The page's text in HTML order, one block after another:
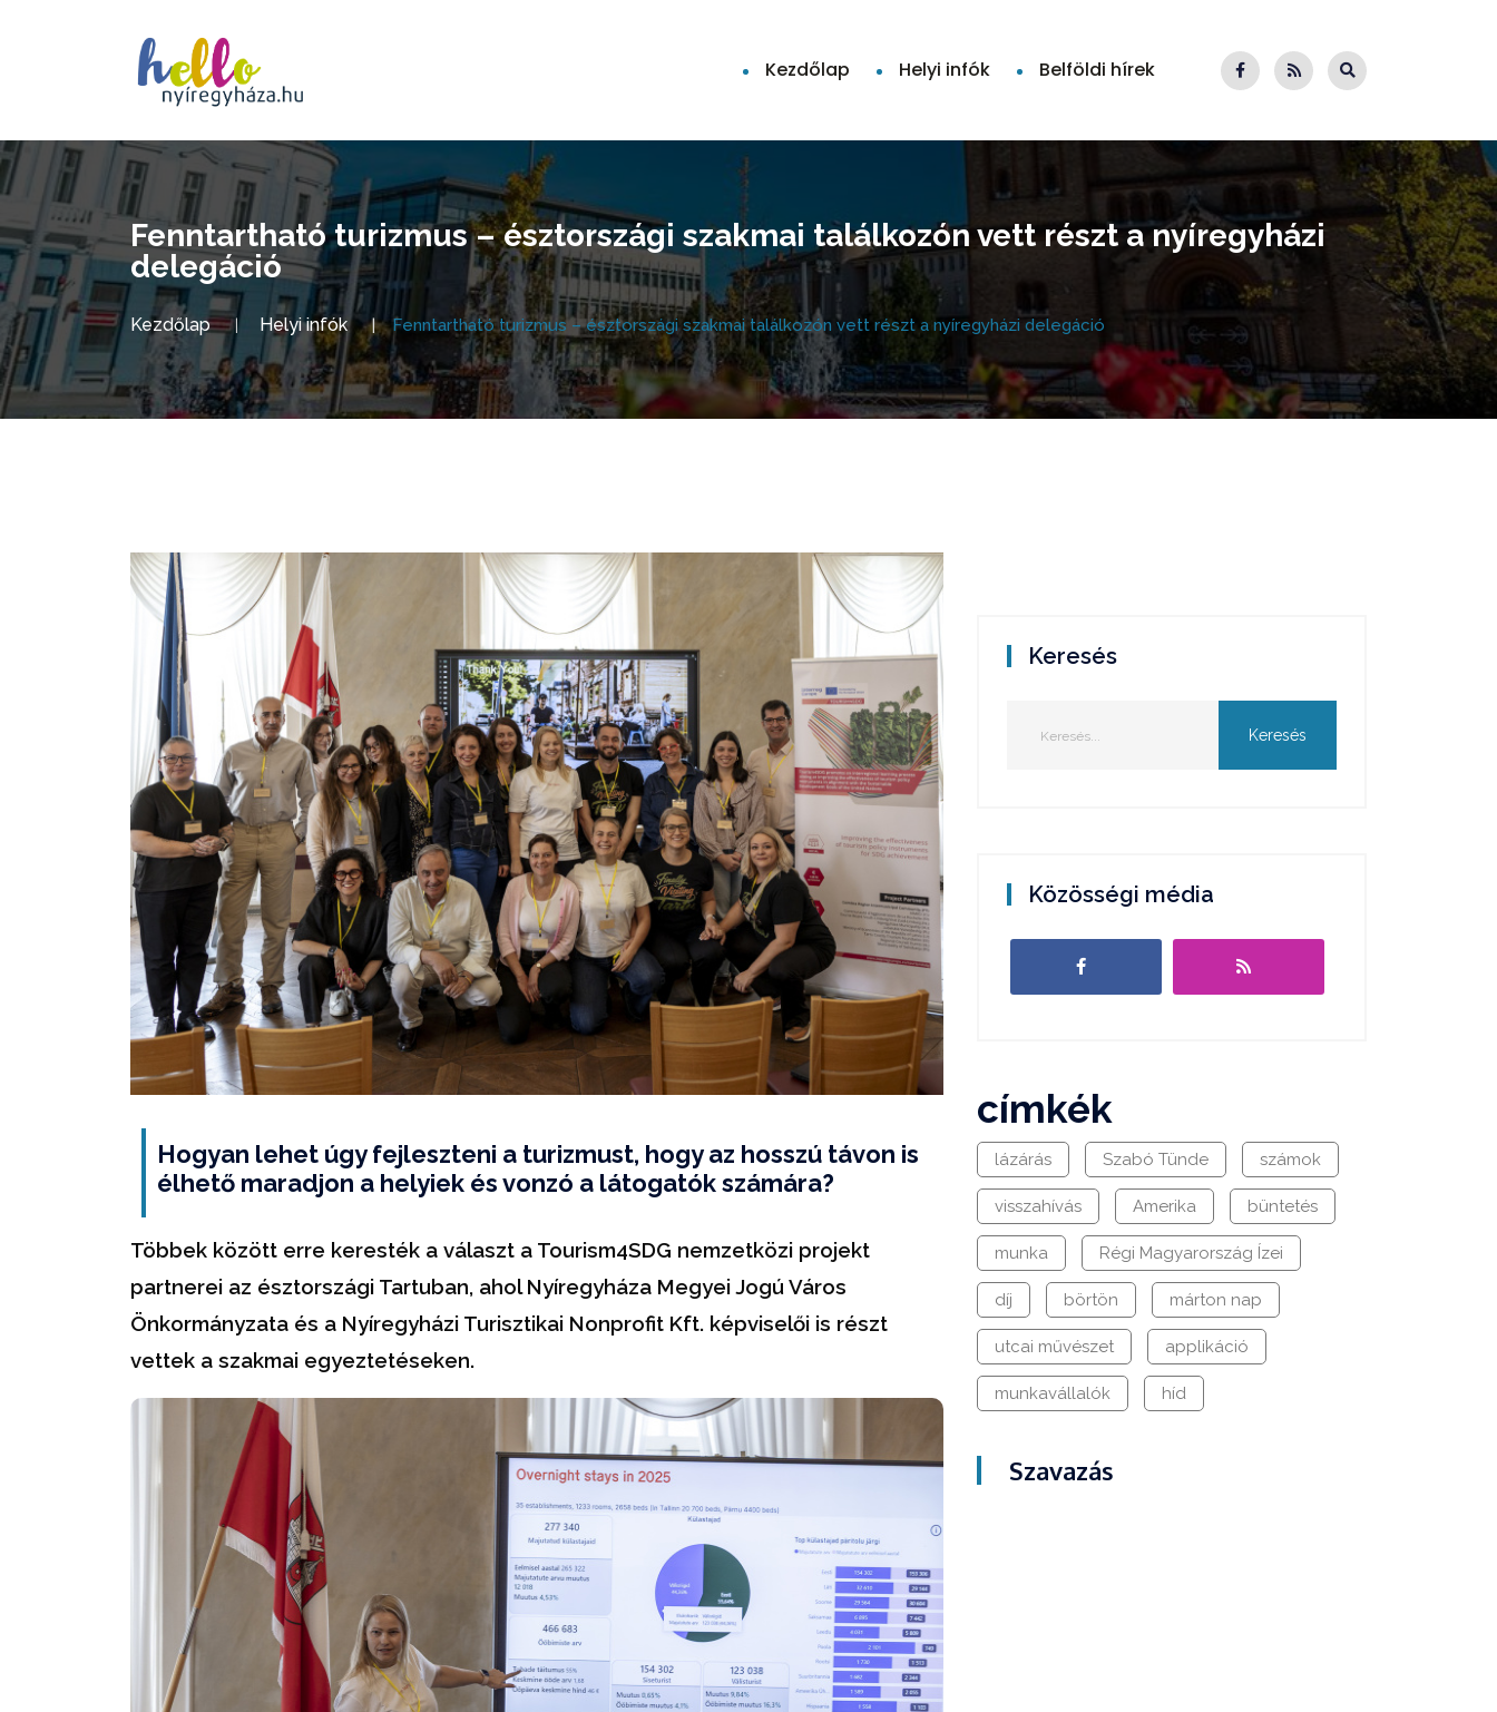
Kezdőlap Helyi infók Belföldi hírek
Fenntartható turizmus – észtországi szakmai találkozón vett részt a nyíregyházi
delegáció
Kezdőlap Helyi infók Fenntartható turizmus – észtországi szakmai találkozón vett részt a nyíregyházi delegáció
Hogyan lehet úgy fejleszteni a turizmust, hogy az hosszú távon is
élhető maradjon a helyiek és vonzó a látogatók számára?
Többek között erre keresték a választ a Tourism4SDG nemzetközi projekt
partnerei az észtországi Tartuban, ahol Nyíregyháza Megyei Jogú Város
Önkormányzata és a Nyíregyházi Turisztikai Nonprofit Kft. képviselői is részt
vettek a szakmai egyeztetéseken.
Keresés
Közösségi média
címkék
lázárás Szabó Tünde számok
visszahívás Amerika büntetés
munka Régi Magyarország Ízei
díj börtön márton nap
utcai művészet applikáció
munkavállalók híd
Szavazás